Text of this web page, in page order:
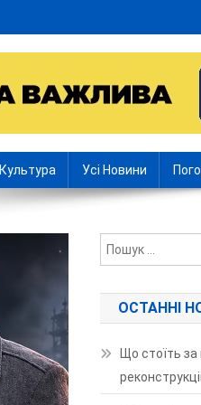
Культура Усі Новини
ОСТАННІ
Що стоїть